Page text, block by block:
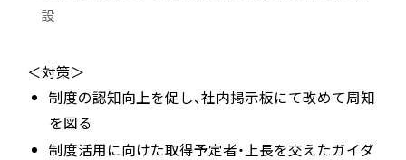
設
＜対策＞
制度の認知向上を促し、社内掲示板にて改めて周知
を図る
制度活用に向けた取得予定者・上長を交えたガイダ